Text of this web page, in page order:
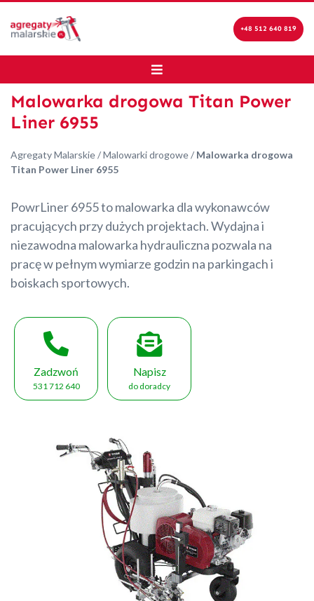
+48 512 640 819
Malowarka drogowa Titan Power
Liner 6955
Agregaty Malarskie/Malowarki drogowe/ Malowarka drogowa
Titan Power Liner 6955
PowrLiner 6955 to malowarka dla wykonawców
pracujących przy dużych projektach. Wydajna i
niezawodna malowarka hydrauliczna pozwala na
pracę w pełnym wymiarze godzin na parkingach i
boiskach sportowych.
Zadzwoń
531 712 640
Napisz
do doradcy